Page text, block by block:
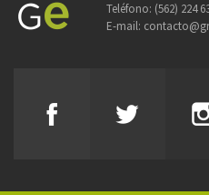
Teléfono: (562) 224
E-mail: